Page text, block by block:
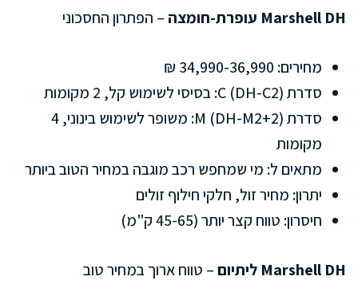
Marshell DH עופרת-חומצה – הפתרון החסכוני
מחירים: 34,990-36,990 ₪
סדרת C (DH-C2): בסיסי לשימוש קל, 2 מקומות
סדרת M (DH-M2+2): משופר לשימוש בינוני, 4
מקומות
מתאים ל: מי שמחפש רכב מוגבה במחיר הטוב ביותר
יתרון: מחיר זול, חלקי חילוף זולים
חיסרון: טווח קצר יותר (45-65 ק"מ)
Marshell DH ליתיום – טווח ארוך במחיר טוב